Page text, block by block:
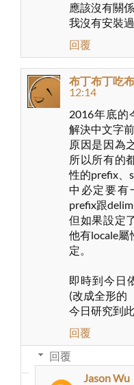
應該沒有關係
我沒有安裝
回覆
布丁布丁吃
12:14
2016年底的
解決中文字
原因是因為
所以所有的
性的prefix、
中必定要有
prefix跟
但如果設定
他有locale屬
定。
即時到今日
(改成全形的
今日研究到
回覆
回覆
Jason Wu